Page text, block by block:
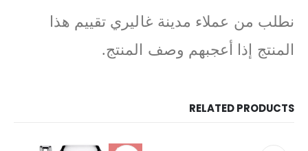
نطلب من عملاء مدينة غاليري تقييم هذا
المنتج إذا أعجبهم وصف المنتج.
RELATED PRODUCTS